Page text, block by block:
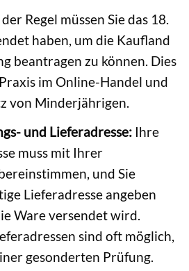
Regel müssen Sie das 18.
haben, um die Kaufland
beantragen zu können. Dies
im Online-Handel und
von Minderjährigen.
und Lieferadresse:Ihre
muss mit Ihrer
und Sie
Lieferadresse angeben
Ware versendet wird.
sind oft möglich,
gesonderten Prüfung.